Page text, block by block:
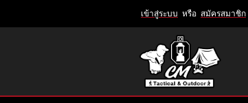
สมัคร
เข้าสู่ระบบ หรือ สมัครสมาชิก